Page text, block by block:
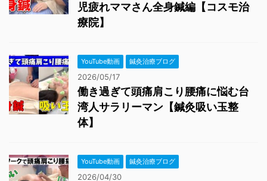
児疲れママさん全身鍼編【コスモ治
療院】
YouTube動画 鍼灸治療ブログ
2026/05/17
働き過ぎて頭痛肩こり腰痛に悩む台
湾人サラリーマン【鍼灸吸い玉整
体】
YouTube動画 鍼灸治療ブログ
2026/04/30